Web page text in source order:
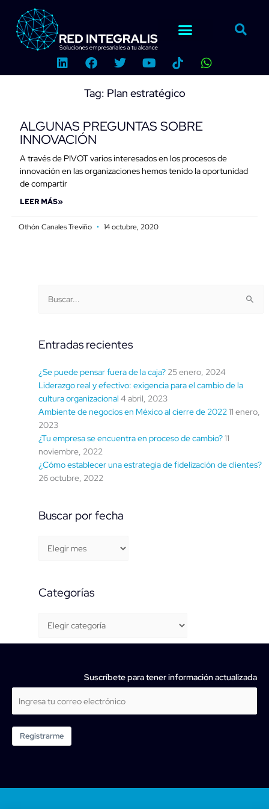
contenido
L
i
n
i
n
F
a
c
e
b
o
k
T
w
i
t
r
Y
o
u
t
e
W
h
a
Tag: Plan estratégico
ALGUNAS PREGUNTAS SOBRE
INNOVACIÓN
A través de PIVOT varios interesados en los procesos de
innovación en las organizaciones hemos tenido la oportunidad
de compartir
LEER MÁS»
Othón Canales Treviño 14 octubre, 2020
Buscar:
Entradas recientes
¿Se puede pensar fuera de la caja? 25 enero, 2024
Liderazgo real y efectivo: exigencia para el cambio de la
cultura organizacional 4 abril, 2023
Ambiente de negocios en México al cierre de 202211 enero,
2023
¿Tu empresa se encuentra en proceso de cambio?11
noviembre, 2022
¿Cómo establecer una estrategia de fidelización de clientes?
26 octubre, 2022
Buscar por fecha
por
Categorías
Suscríbete para tener información actualizada
Registrarme